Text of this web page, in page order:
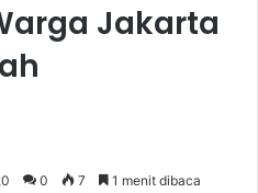
Jakarta
0 7 1 menit dibaca